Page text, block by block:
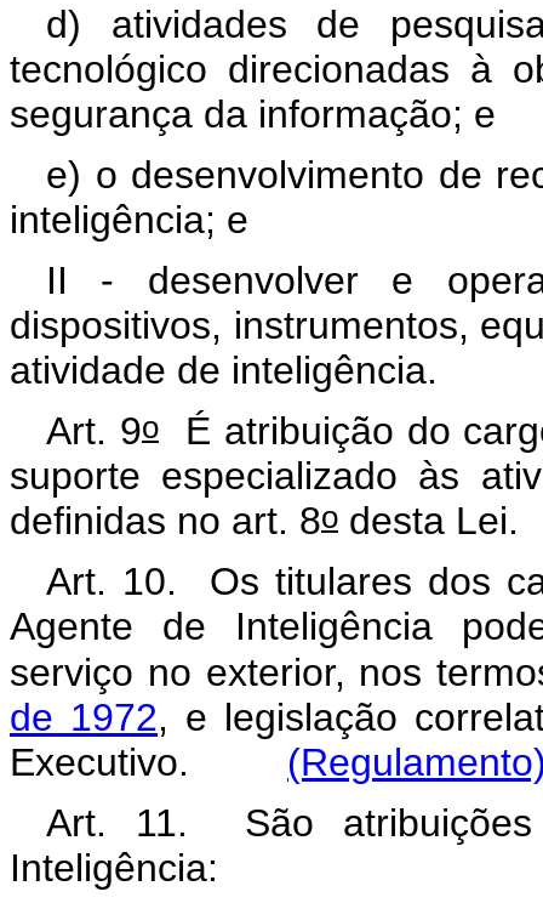
d) atividades de
tecnológico direcionadas à
segurança da informação; e
e) o desenvolvimento de
inteligência; e
II - desenvolver e
dispositivos, instrumentos,
atividade de inteligência.
Art. 9oÉ atribuição do
suporte especializado às
definidas no art. 8o desta Lei.
Art. 10. Os titulares dos
Agente de Inteligência
serviço no exterior, nos
de 1972, e legislação
Executivo.
Art. 11. São
Inteligência: